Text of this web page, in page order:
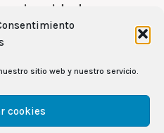
sitio web y nuestro servicio.
cookies
privacidad
(UE)
→